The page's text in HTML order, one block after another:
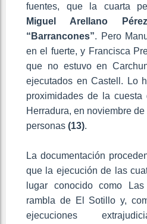
fuentes, que la cuarta
Miguel Arellano Pérez
“Barrancones”. Pero
en el fuerte, y Francisca
que no estuvo en
ejecutados en Castell. Lo
proximidades de la cuesta
Herradura, en noviembre
personas (13).
La documentación
que la ejecución de las
lugar conocido como
rambla de El Sotillo y,
ejecuciones